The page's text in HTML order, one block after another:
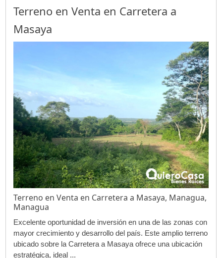
Terreno en Venta en Carretera a
Masaya
Terreno en Venta en Carretera a Masaya, Managua,
Managua
Excelente oportunidad de inversión en una de las zonas con
mayor crecimiento y desarrollo del país. Este amplio terreno
ubicado sobre la Carretera a Masaya ofrece una ubicación
estratégica, ideal ...